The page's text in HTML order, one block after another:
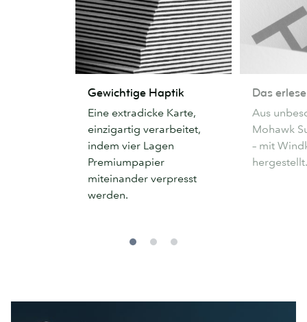
Haptik
Gewichtige Haptik
Eine extradicke Karte,
einzigartig verarbeitet,
indem vier Lagen
Premiumpapier
miteinander verpresst
werden.
erlesenste
Papier
Das
Aus
Mohawk
– mit
hergestellt.